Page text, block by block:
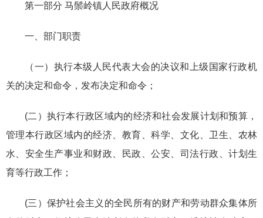
第一部分 马鬃岭镇人民政府概况
一、部门职责
（一）执行本级人民代表大会的决议和上级国家行政机
关的决定和命令，发布决定和命令；
(二）执行本行政区域内的经济和社会发展计划和预算，
管理本行政区域内的经济、教育、科学、文化、卫生、农林
水、安全生产事业和财政、民政、公安、司法行政、计划生
育等行政工作；
(三）保护社会主义的全民所有的财产和劳动群众集体所